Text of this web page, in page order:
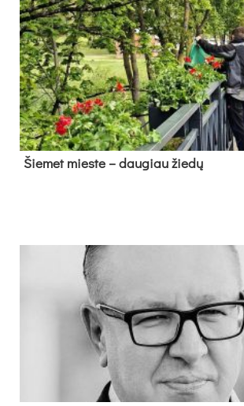
Šie­met mies­te – dau­giau žie­dų